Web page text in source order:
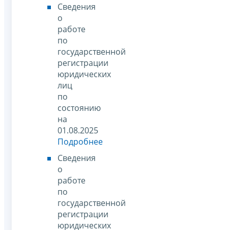
Сведения
о
работе
по
государственной
регистрации
юридических
лиц
по
состоянию
на
01.08.2025
Подробнее
Сведения
о
работе
по
государственной
регистрации
юридических